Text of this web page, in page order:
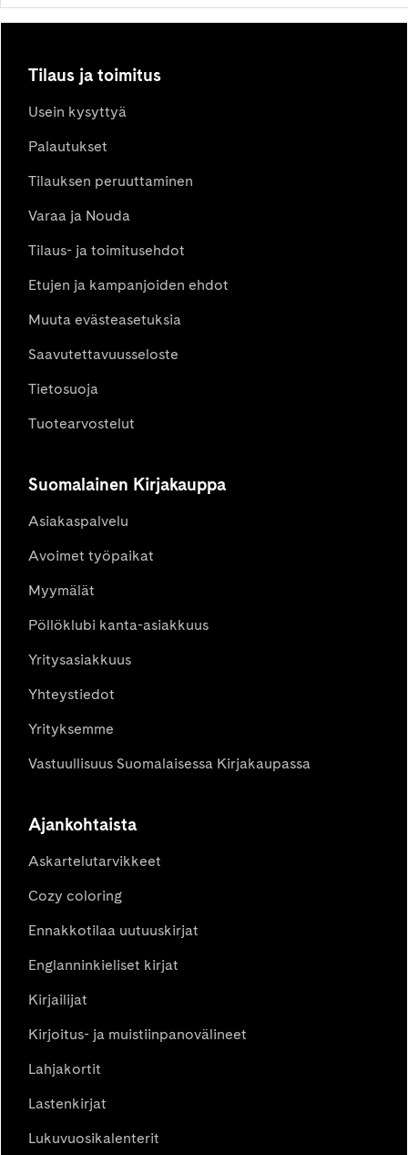
Tilaus ja toimitus
Usein kysyttyä
Palautukset
Tilauksen peruuttaminen
Varaa ja Nouda
Tilaus- ja toimitusehdot
Etujen ja kampanjoiden ehdot
Muuta evästeasetuksia
Saavutettavuusseloste
Tietosuoja
Tuotearvostelut
Suomalainen Kirjakauppa
Asiakaspalvelu
Avoimet työpaikat
Myymälät
Pöllöklubi kanta-asiakkuus
Yritysasiakkuus
Yhteystiedot
Yrityksemme
Vastuullisuus Suomalaisessa Kirjakaupassa
Ajankohtaista
Askartelutarvikkeet
Cozy coloring
Ennakkotilaa uutuuskirjat
Englanninkieliset kirjat
Kirjailijat
Kirjoitus- ja muistiinpanovälineet
Lahjakortit
Lastenkirjat
Lukuvuosikalenterit